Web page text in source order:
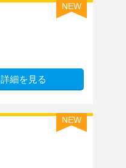
NEW
詳細を見る
NEW